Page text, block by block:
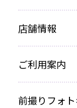
レンタル
お買い上
ママ振プ
写真のみ
店舗情報
ご利用案内
前撮りフォ